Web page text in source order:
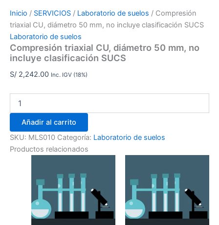
Inicio / SERVICIOS / Laboratorio de suelos / Compresión
triaxial CU, diámetro 50 mm, no incluye clasificación SUCS
Laboratorio de suelos
Compresión triaxial CU, diámetro 50 mm, no
incluye clasificación SUCS
S/ 2,242.00 Inc. IGV (18%)
Añadir al carrito
SKU: MLS010 Categoría: Laboratorio de suelos
Productos relacionados